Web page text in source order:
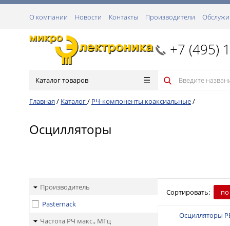
О компании Новости Контакты Производители
+7 (495)
Каталог товаров
Главная / Каталог/ РЧ-компоненты коаксиальные/
Осцилляторы
Производитель
Pasternack
Частота РЧ макс., МГц
Сортировать:
Осцилляторы